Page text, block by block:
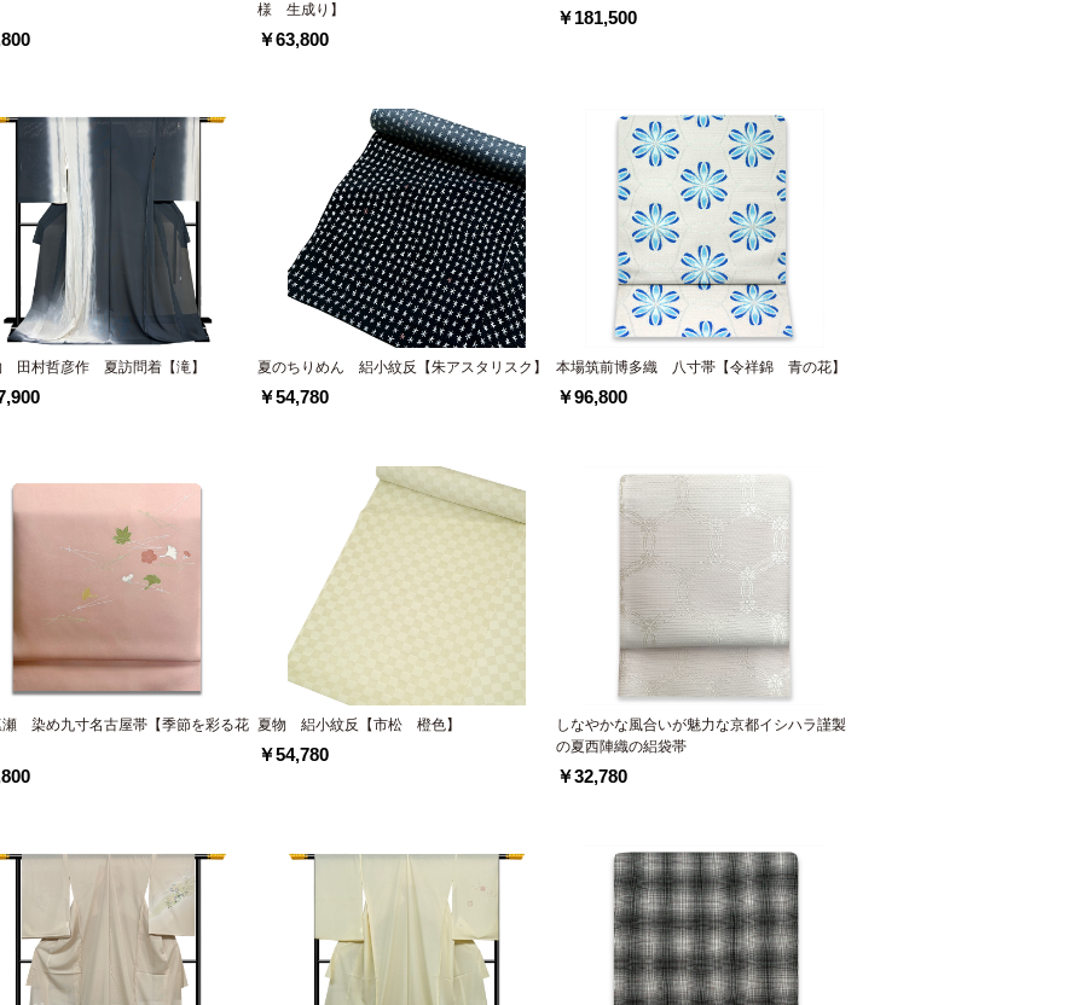
様 生成り】
￥63,800
￥181,500
田村哲彦作 夏訪問着【滝】 夏のちりめん 絽小紋反【朱アスタリスク】
￥54,780
本場筑前博多織 八寸帯【令祥錦 青の花】
￥96,800
瀬 染め九寸名古屋帯【季節を彩る花 夏物 絽小紋反【市松 橙色】
￥54,780
しなやかな風合いが魅力な京都イシハラ謹製
の夏西陣織の絽袋帯
￥32,780